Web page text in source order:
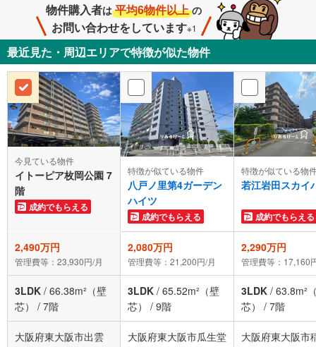
物件購入者は 平均6物件以上 の
お問い合わせをしています※1
最近見た・周辺エリアで特徴が似た物件
今見ている物件
イトーピア枚岡公園 7
階
成約でもらえる
特徴が似ている物件
八戸ノ里第4ガーデン
ハイツ
成約でもらえる
特徴が似ている物
若江岩田スカイ
成約でもらえる
2,490万円
管理費等：23,930円/月
2,080万円
管理費等：21,200円/月
2,290万円
管理費等：17,160
3LDK / 66.38m²（壁
芯）
/ 7階
3LDK / 65.52m²（壁
芯）
/ 9階
3LDK / 63.8m²
芯）
/ 7階
大阪府東大阪市出雲
大阪府東大阪市瓜生堂
大阪府東大阪市